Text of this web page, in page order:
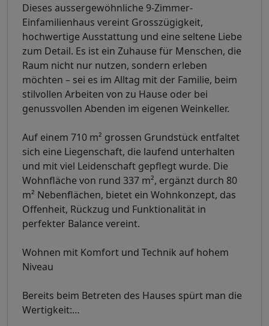
Dieses aussergewöhnliche 9-Zimmer-
Einfamilienhaus vereint Grosszügigkeit,
hochwertige Ausstattung und eine seltene Liebe
zum Detail. Es ist ein Zuhause für Menschen, die
Raum nicht nur nutzen, sondern erleben
möchten – sei es im Alltag mit der Familie, beim
stilvollen Arbeiten von zu Hause oder bei
genussvollen Abenden im eigenen Weinkeller.
Auf einem 710 m² grossen Grundstück entfaltet
sich eine Liegenschaft, die laufend unterhalten
und mit viel Leidenschaft gepflegt wurde. Die
Wohnfläche von rund 337 m², ergänzt durch 80
m² Nebenflächen, bietet ein Wohnkonzept, das
Offenheit, Rückzug und Funktionalität in
perfekter Balance vereint.
Wohnen mit Komfort und Technik auf hohem
Niveau
Bereits beim Betreten des Hauses spürt man die
Wertigkeit:…